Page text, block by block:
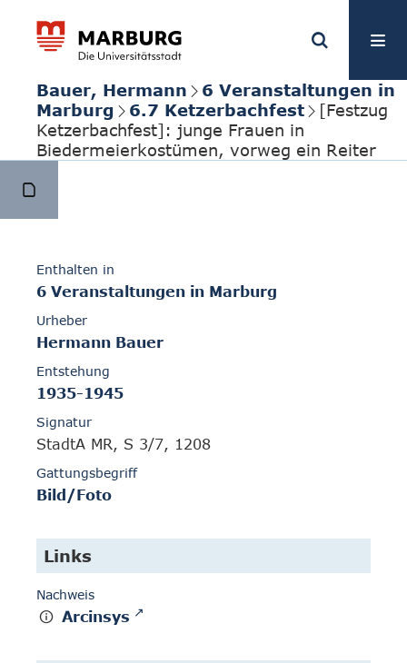
Bauer, Hermann
6 Veranstaltungen in
Marburg
6.7 Ketzerbachfest
[Festzug
Ketzerbachfest]: junge Frauen in
Biedermeierkostümen, vorweg ein Reiter
Enthalten in
6 Veranstaltungen in Marburg
Urheber
Hermann Bauer
Entstehung
1935-1945
Signatur
StadtA MR, S 3/7, 1208
Gattungsbegriff
Bild/Foto
Links
Nachweis
Arcinsys